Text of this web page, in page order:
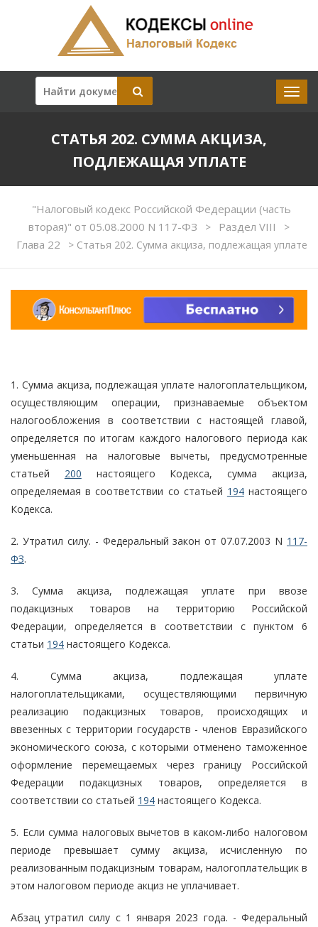
СТАТЬЯ 202. СУММА АКЦИЗА,
ПОДЛЕЖАЩАЯ УПЛАТЕ
"Налоговый кодекс Российской Федерации (часть
вторая)" от 05.08.2000 N 117-ФЗ
> Раздел VIII >
Глава 22 >Статья 202. Сумма акциза, подлежащая уплате
1. Сумма акциза, подлежащая уплате налогоплательщиком,
осуществляющим операции, признаваемые объектом
налогообложения в соответствии с настоящей главой,
определяется по итогам каждого налогового периода как
уменьшенная на налоговые вычеты, предусмотренные
статьей 200 настоящего Кодекса, сумма акциза,
определяемая в соответствии со статьей 194настоящего
Кодекса.
2. Утратил силу. - Федеральный закон от 07.07.2003 N 117-
ФЗ.
3. Сумма акциза, подлежащая уплате при ввозе
подакцизных товаров на территорию Российской
Федерации, определяется в соответствии с пунктом 6
статьи 194 настоящего Кодекса.
4. Сумма акциза, подлежащая уплате
налогоплательщиками, осуществляющими первичную
реализацию подакцизных товаров, происходящих и
ввезенных с территории государств - членов Евразийского
экономического союза, с которыми отменено таможенное
оформление перемещаемых через границу Российской
Федерации подакцизных товаров, определяется в
соответствии со статьей 194 настоящего Кодекса.
5. Если сумма налоговых вычетов в каком-либо налоговом
периоде превышает сумму акциза, исчисленную по
реализованным подакцизным товарам, налогоплательщик в
этом налоговом периоде акциз не уплачивает.
Абзац утратил силу с 1 января 2023 года. - Федеральный